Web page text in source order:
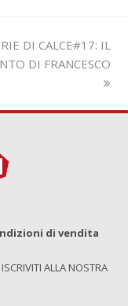
DI CALCE#17: IL
DI FRANCESCO
di vendita
ISCRIVITI ALLA NOSTRA